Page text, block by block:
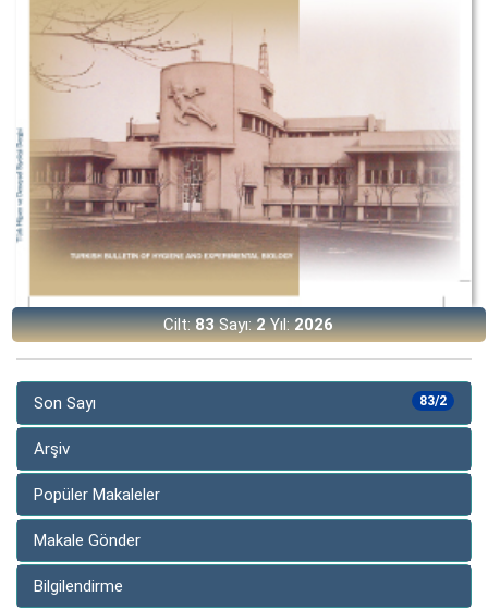
Cilt:83Sayı:2Yıl:2026
83/2
Son Sayı
Arşiv
Popüler Makaleler
Makale Gönder
Bilgilendirme